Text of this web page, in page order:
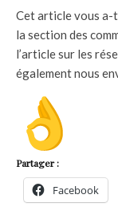
Cet article vous a-
la section des
l’article sur les
également nous
Partager :
Facebook